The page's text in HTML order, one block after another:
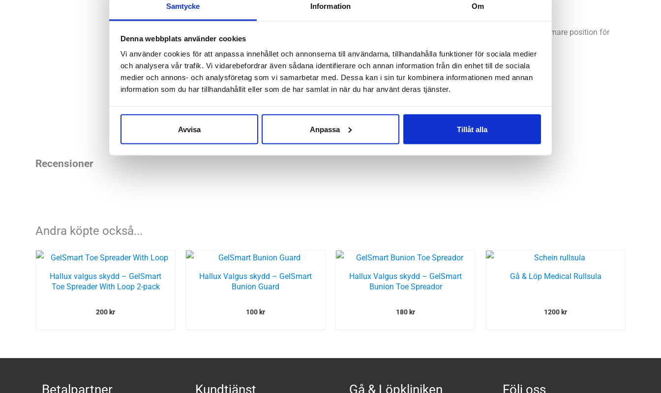
Samtycke Information Om
Denna webbplats använder cookies
Vi använder cookies för att anpassa innehållet och annonserna till användarna, tillhandahålla funktioner för sociala medier
och analysera vår trafik. Vi vidarebefordrar även sådana identifierare och annan information från din enhet till de sociala
medier och annons- och analysföretag som vi samarbetar med. Dessa kan i sin tur kombinera informationen med annan
information som du har tillhandahållit eller som de har samlat in när du har använt deras tjänster.
Avvisa Anpassa Tillåt alla
optimala effekten uppnås när tån är rak.
Med hjälp av ett kardborrförsett band kan stortån avlastas. Bandet stödjer stortån till en gynnsammare position för
Indikation:
Hallux valgus
(snedställd stortå).
Övrigt:Vänster- och högeranpassade.
Recensioner
Andra köpte också...
Hallux valgus skydd – GelSmart
Toe Spreader With Loop 2-pack
200 kr
Hallux Valgus skydd – GelSmart
Bunion Guard
100 kr
Hallux Valgus skydd – GelSmart
Bunion Toe Spreador
180 kr
Gå & Löp Medical Rullsula
1200 kr
Betalpartner Kundtjänst Gå & Löpkliniken Följ oss